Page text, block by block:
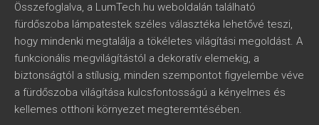
Összefoglalva, a LumTech.hu weboldalán található
fürdőszoba lámpatestek széles választéka lehetővé teszi,
hogy mindenki megtalálja a tökéletes világítási megoldást. A
funkcionális megvilágítástól a dekoratív elemekig, a
biztonságtól a stílusig, minden szempontot figyelembe véve
a fürdőszoba világítása kulcsfontosságú a kényelmes és
kellemes otthoni környezet megteremtésében.